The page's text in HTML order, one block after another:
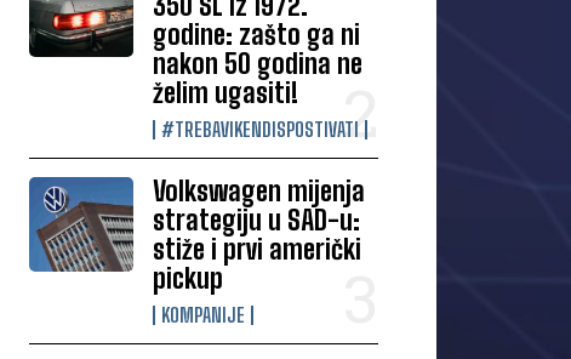
godine: zašto ga ni
nakon 50 godina ne
želim ugasiti!
#TREBAVIKENDISPOSTIVATI
Volkswagen mijenja
strategiju u SAD-u:
stiže i prvi američki
pickup
KOMPANIJE